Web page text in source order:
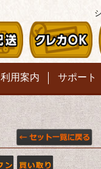
サポート
利用案内